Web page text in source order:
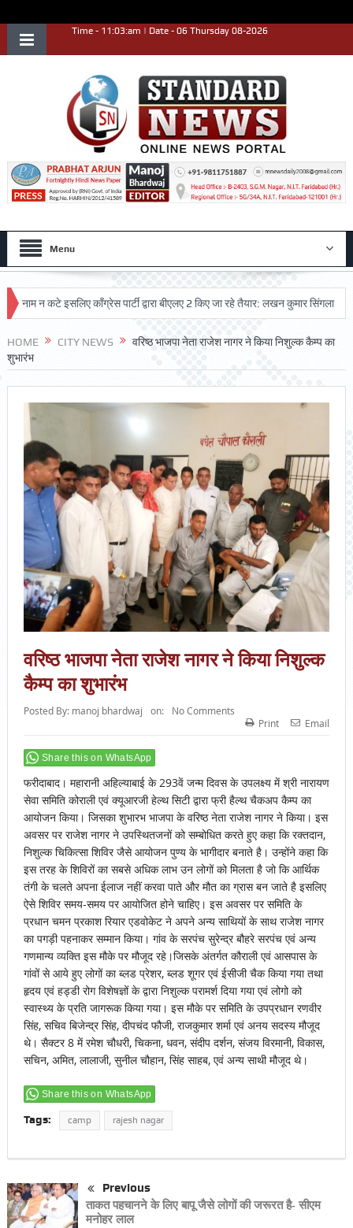
Time - 11:03:am | Date - 06 Thursday 08-2026
Menu
न कटे इसलिए काँग्रेस पार्टी द्वारा बीएलए 2 किए जा रहे तैयार: लखन कुमार सिंगला
HOME CITY NEWS
वरिष्ठ भाजपा नेता राजेश नागर ने किया निशुल्क कैम्प का
शुभारंभ
वरिष्ठ भाजपा नेता राजेश नागर ने किया निशुल्क
कैम्प का शुभारंभ
Posted By: manoj bhardwaj on:
No Comments
Print
Email
Share this on WhatsApp
फरीदाबाद। महारानी अहिल्याबाई के 293वें जन्म दिवस के उपलक्ष्य में श्री नारायण
सेवा समिति कोराली एवं क्यूआरजी हेल्थ सिटी द्वारा फ्री हैल्थ चैकअप कैम्प का
आयोजन किया। जिसका शुभारभ भाजपा के वरिष्ठ नेता राजेश नागर ने किया। इस
अवसर पर राजेश नागर ने उपस्थितजनों को सम्बोधित करते हुए कहा कि रक्तदान,
निशुल्क चिकित्सा शिविर जैसे आयोजन पुण्य के भागीदार बनाते है। उन्होंने कहा कि
इस तरह के शिविरों का सबसे अधिक लाभ उन लोगों को मिलता है जो कि आर्थिक
तंगी के चलते अपना ईलाज नहीं करवा पाते और मौत का ग्रास बन जाते है इसलिए
ऐसे शिविर समय-समय पर आयोजित होने चाहिए। इस अवसर पर समिति के
प्रधान चमन प्रकाश रियार एडवोकेट ने अपने अन्य साथियों के साथ राजेश नागर
का पगड़ी पहनाकर सम्मान किया। गांव के सरपंच सुरेन्द्र बौहरे सरपंच एवं अन्य
गणमान्य व्यक्ति इस मौके पर मौजूद रहे।जिसके अंतर्गत कौराली एवं आसपास के
गांवों से आये हुए लोगों का ब्लड प्रेशर, ब्लड शूगर एवं ईसीजी चैक किया गया तथा
हृदय एवं हड्डी रोग विशेषज्ञों के द्वारा निशुल्क परामर्श दिया गया एवं लोगो को
स्वास्थ्य के प्रति जागरूक किया गया। इस मौके पर समिति के उपप्रधान रणवीर
सिंह, सचिव बिजेन्द्र सिंह, दीपचंद फौजी, राजकुमार शर्मा एवं अनय सदस्य मौजूद
थे। सैक्टर 8 में रमेश चौधरी, चिकना, धवन, संदीप दर्शन, संजय विरमानी, विकास,
सचिन, अमित, लालाजी, सुनील चौहान, सिंह साहब, एवं अन्य साथी मौजूद थे।
Share this on WhatsApp
Tags: camp rajesh nagar
Previous
ताकत पहचानने के लिए बापू जैसे लोगों की जरूरत है- सीएम
मनोहर लाल